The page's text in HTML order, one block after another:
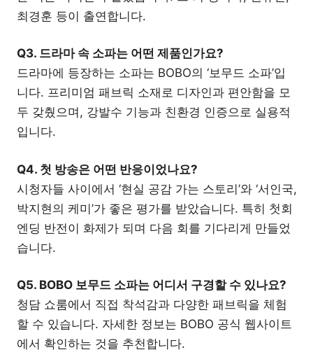
최경훈 등이 출연합니다.
Q3. 드라마 속 소파는 어떤 제품인가요?
드라마에 등장하는 소파는 BOBO의 ‘보무드 소파’입
니다. 프리미엄 패브릭 소재로 디자인과 편안함을 모
두 갖췄으며, 강발수 기능과 친환경 인증으로 실용적
입니다.
Q4. 첫 방송은 어떤 반응이었나요?
시청자들 사이에서 ‘현실 공감 가는 스토리’와 ‘서인국,
박지현의 케미’가 좋은 평가를 받았습니다. 특히 첫회
엔딩 반전이 화제가 되며 다음 회를 기다리게 만들었
습니다.
Q5. BOBO 보무드 소파는 어디서 구경할 수 있나요?
청담 쇼룸에서 직접 착석감과 다양한 패브릭을 체험
할 수 있습니다. 자세한 정보는 BOBO 공식 웹사이트
에서 확인하는 것을 추천합니다.